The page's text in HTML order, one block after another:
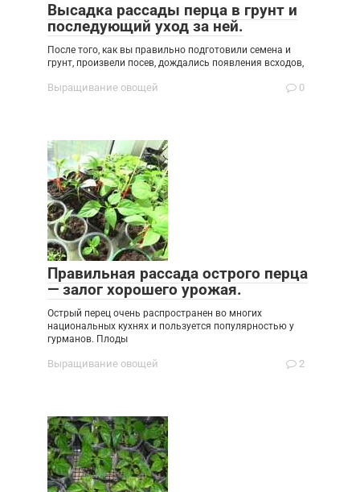
Высадка рассады перца в грунт и
последующий уход за ней.
После того, как вы правильно подготовили семена и
грунт, произвели посев, дождались появления всходов,
Выращивание овощей 0
Правильная рассада острого перца
— залог хорошего урожая.
Острый перец очень распространен во многих
национальных кухнях и пользуется популярностью у
гурманов. Плоды
Выращивание овощей 2